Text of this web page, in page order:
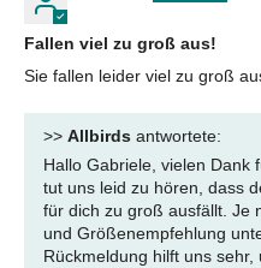
Fallen viel zu groß aus!
Sie fallen leider viel zu groß
>> Allbirds antwortete:
Hallo Gabriele, vielen Dank
tut uns leid zu hören, dass
für dich zu groß ausfällt. Je
und Größenempfehlung
Rückmeldung hilft uns